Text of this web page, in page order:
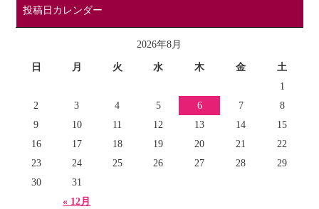
投稿日カレンダー
2026年8月
日 月 火 水 木 金 土
« 12月
1
2
3 4 5 6 7
8
9
10 11 12 13 14
15
16
17 18 19 20 21
22
23
24 25 26 27 28
29
30
31